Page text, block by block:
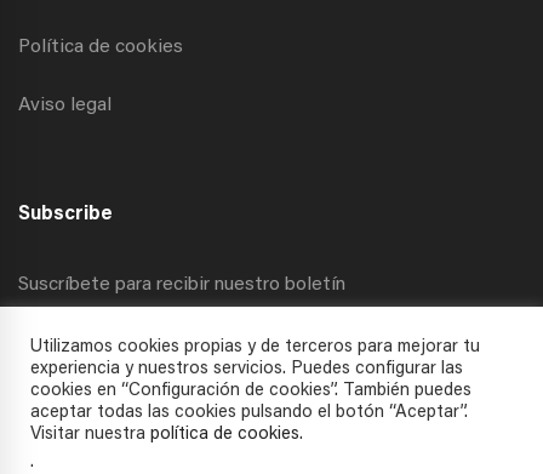
Política de cookies
Aviso legal
Subscribe
Suscríbete para recibir nuestro boletín
Utilizamos cookies propias y de terceros para mejorar tu
experiencia y nuestros servicios. Puedes configurar las
cookies en “Configuración de cookies”. También puedes
aceptar todas las cookies pulsando el botón “Aceptar”.
Visitar nuestra política de cookies.
.